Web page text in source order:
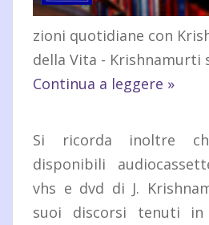
zioni quotidiane con
della Vita - Krishnamurti
Continua a leggere »
Si ricorda inoltre
disponibili
vhs e dvd di J.
suoi discorsi tenuti